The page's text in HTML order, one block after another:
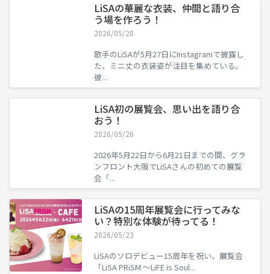
LiSAの華麗な衣装、仲間と語り合
う場を作ろう！
2026/05/28
歌手のLiSAが5月27日にInstagramで披露し
た、ミニ丈の衣装姿が注目を集めている。
彼...
LiSA初の展覧会、思い出を語り合
おう！
2026/05/26
2026年5月22日から6月21日までの間、グラ
ンフロント大阪でLiSAさんの初めての展覧
会「...
LiSAの15周年展覧会に行ってみな
い？特別な体験が待ってる！
2026/05/23
LiSAのソロデビュー15周年を祝い、展覧会
「LiSA PRiSM ～LiFE is Soul...